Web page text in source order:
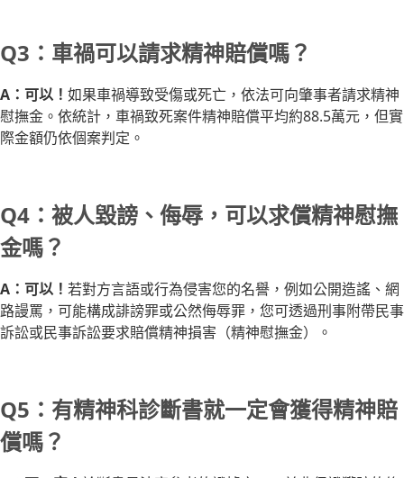
Q3：車禍可以請求精神賠償嗎？
A：可以！ 如果車禍導致受傷或死亡，依法可向肇事者請求精神
慰撫金。依統計，車禍致死案件精神賠償平均約88.5萬元，但實
際金額仍依個案判定。
Q4：被人毀謗、侮辱，可以求償精神慰撫
金嗎？
A：可以！ 若對方言語或行為侵害您的名譽，例如公開造謠、網
路謾罵，可能構成誹謗罪或公然侮辱罪，您可透過刑事附帶民事
訴訟或民事訴訟要求賠償精神損害（精神慰撫金）。
Q5：有精神科診斷書就一定會獲得精神賠
償嗎？